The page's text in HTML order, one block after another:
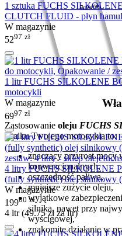
Zastosowanie oleju FUCHS
silniku Twojego motocykla to:
znaczący przyrost
konwencjonalnych,
oszczędność paliwa,
mniejsze zużycie oleju,
wyjątkowe
silnika, nawet przy
wyścigowej,
znakomite działanie w
1 sztuka FUCHS
CLUTCH FLUID - płyn
W magazynie
5297 zł
1 litr FUCHS SILKOLENE
motocykli
W magazynie
6997 zł
4 litry FUCHS SILKOLENE
(fully synthetic) olej silnikowy
W magazynie
19900 zł
4 ltr (49.75złza ltr)